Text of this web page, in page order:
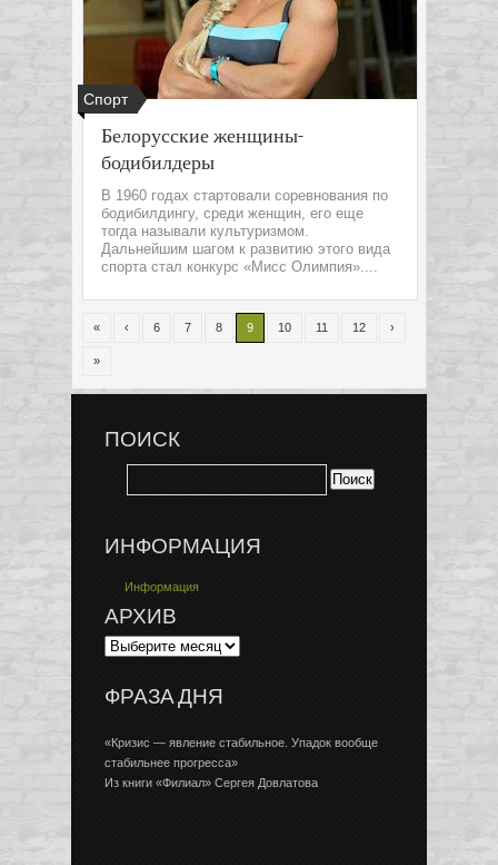
Спорт
Белорусские женщины-
бодибилдеры
В 1960 годах стартовали соревнования по
бодибилдингу, среди женщин, его еще
тогда называли культуризмом.
Дальнейшим шагом к развитию этого вида
спорта стал конкурс «Мисс Олимпия»....
« ‹ 6 7 8 9 10 11 12 ›
»
ПОИСК
ИНФОРМАЦИЯ
Информация
АРХИВ
ФРАЗА ДНЯ
«Кризис — явление стабильное. Упадок вообще
стабильнее прогресса»
Из книги «Филиал» Сергея Довлатова